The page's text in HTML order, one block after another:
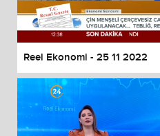
Reel Ekonomi - 25 11 2022